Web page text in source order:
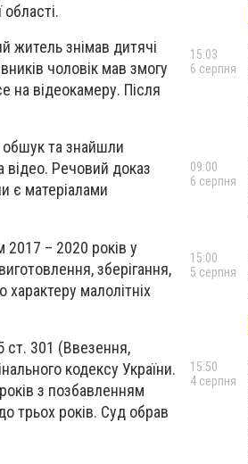
області.
житель знімав дитячі
чоловік мав змогу
на відеокамеру. Після
обшук та знайшли
відео. Речовий доказ
є матеріалами
2017 – 2020 років у
зберігання,
малолітніх
ст. 301 (Ввезення,
кодексу України.
з позбавленням
трьох років. Суд обрав
15:03
6 серпня
09:00
6 серпня
15:00
5 серпня
15:50
4 серпня